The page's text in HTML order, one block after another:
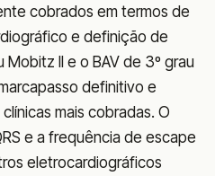
cobrados em termos de
e definição de
Mobitz II e o BAV de 3º grau
definitivo e
mais cobradas. O
e a frequência de escape
eletrocardiográficos